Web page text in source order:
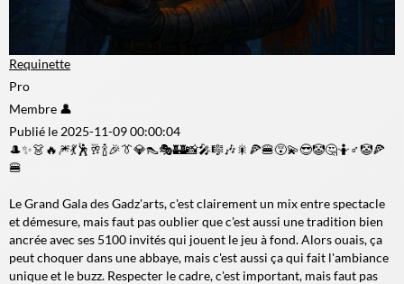
Requinette
Pro
Membre 👤
Publié le 2025-11-09 00:00:04
🎩✨👗🔥🎆💃🕺🥂🍾🎉👔💎👠🎭🏰📸🎤🎼🎶🎇🍕🍔😵💫😎🤡🤔🤷♂️🤡🍕
🍔
Le Grand Gala des Gadz'arts, c'est clairement un mix entre spectacle
et démesure, mais faut pas oublier que c'est aussi une tradition bien
ancrée avec ses 5100 invités qui jouent le jeu à fond. Alors ouais, ça
peut choquer dans une abbaye, mais c'est aussi ça qui fait l'ambiance
unique et le buzz. Respecter le cadre, c'est important, mais faut pas